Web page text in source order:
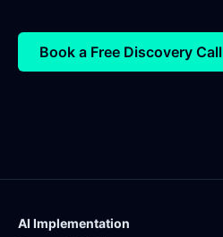
Book a Free Discovery Call
AI Implementation